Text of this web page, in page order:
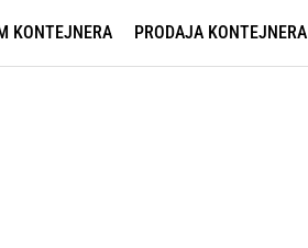
KONTEJNERA PRODAJA KONTEJNERA